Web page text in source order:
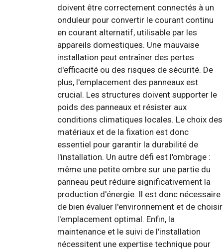
doivent être correctement connectés à un
onduleur pour convertir le courant continu
en courant alternatif, utilisable par les
appareils domestiques. Une mauvaise
installation peut entraîner des pertes
d'efficacité ou des risques de sécurité. De
plus, l'emplacement des panneaux est
crucial. Les structures doivent supporter le
poids des panneaux et résister aux
conditions climatiques locales. Le choix des
matériaux et de la fixation est donc
essentiel pour garantir la durabilité de
l'installation. Un autre défi est l'ombrage :
même une petite ombre sur une partie du
panneau peut réduire significativement la
production d'énergie. Il est donc nécessaire
de bien évaluer l'environnement et de choisir
l'emplacement optimal. Enfin, la
maintenance et le suivi de l'installation
nécessitent une expertise technique pour